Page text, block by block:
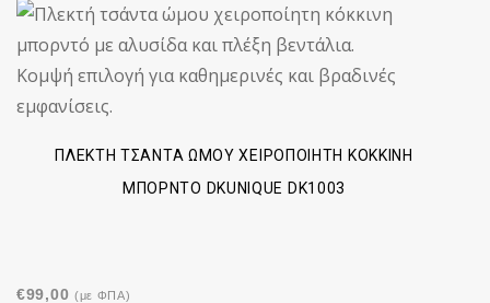
€89,00.
ΠΛΕΚΤΉ ΤΣΆΝΤΑ ΏΜΟΥ ΧΕΙΡΟΠΟΊΗΤΗ ΚΌΚΚΙΝΗ
ΜΠΟΡΝΤΌ DKUNIQUE DK1003
€99,00 (με ΦΠΑ)